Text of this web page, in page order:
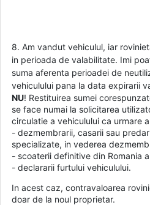
8. Am vandut vehiculul, iar
in perioada de valabilitate. Imi
suma aferenta perioadei de
vehiculului pana la data expirarii
NU! Restituirea sumei
se face numai la solicitarea
circulatie a vehiculului ca urmare
- dezmembrarii, casarii sau
specializate, in vederea
- scoaterii definitive din Romania
- declararii furtului vehiculului.
In acest caz, contravaloarea
doar de la noul proprietar.